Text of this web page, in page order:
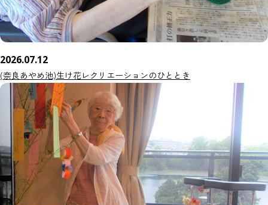
2026.07.12
(奈良あやめ池)生け花レクリエーションのひととき